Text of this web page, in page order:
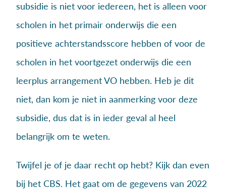
subsidie is niet voor iedereen, het is alleen voor
scholen in het primair onderwijs die een
positieve achterstandsscore hebben of voor de
scholen in het voortgezet onderwijs die een
leerplus arrangement VO hebben. Heb je dit
niet, dan kom je niet in aanmerking voor deze
subsidie, dus dat is in ieder geval al heel
belangrijk om te weten.
Twijfel je of je daar recht op hebt? Kijk dan even
bij het CBS. Het gaat om de gegevens van 2022